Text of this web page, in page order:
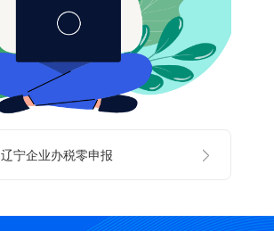
辽宁企业办税零申报